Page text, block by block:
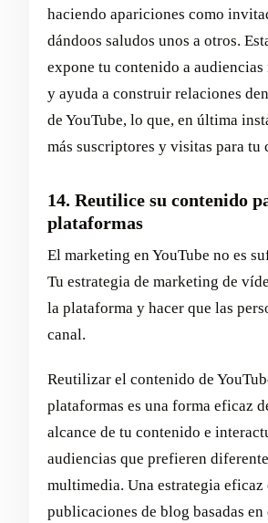
haciendo apariciones como
dándoos saludos unos a otros.
expone tu contenido a audiencias
y ayuda a construir relaciones
de YouTube, lo que, en última
más suscriptores y visitas para tu
14. Reutilice su contenido
plataformas
El marketing en YouTube no es
Tu estrategia de marketing de
la plataforma y hacer que las
canal.
Reutilizar el contenido de
plataformas es una forma eficaz
alcance de tu contenido e
audiencias que prefieren
multimedia. Una estrategia eficaz
publicaciones de blog basadas